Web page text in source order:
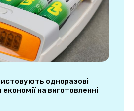
одноразові
на виготовленні